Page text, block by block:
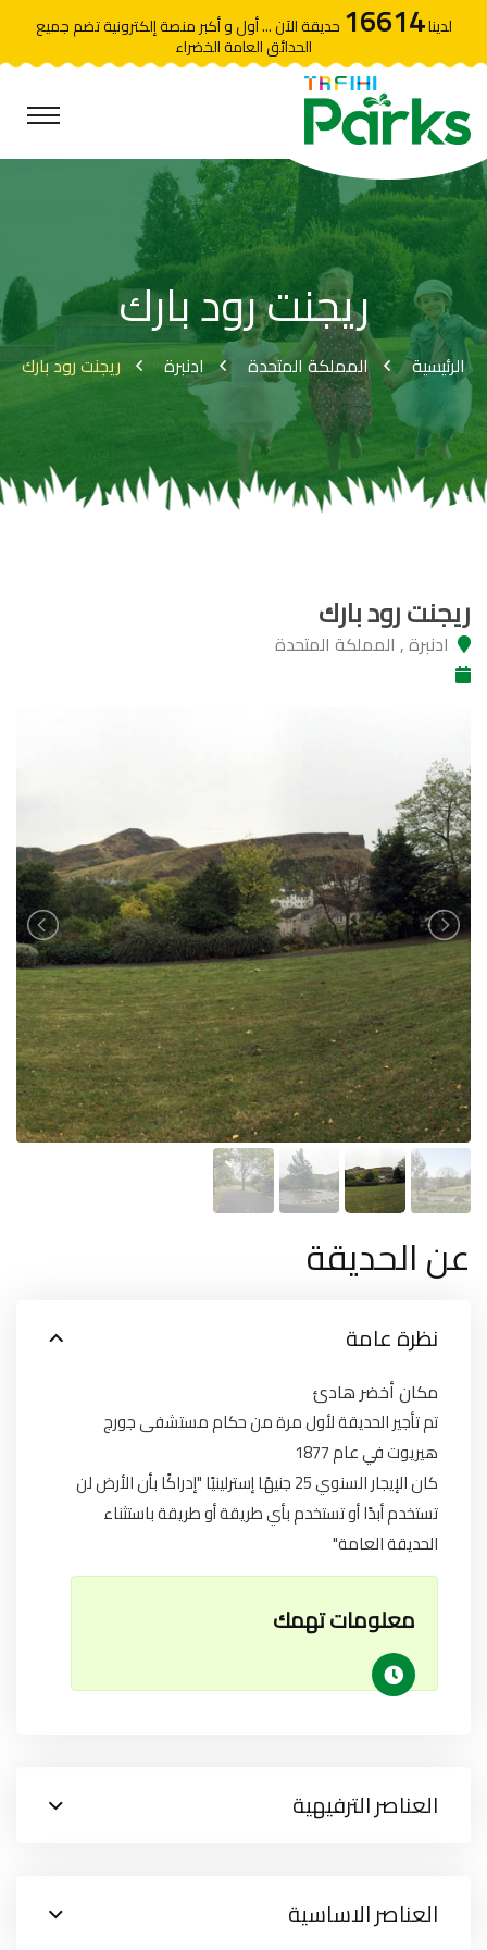
لدينا16614 حديقة الآن ... أول و أكبر منصة إلكترونية تضم جميع
الحدائق العامة الخضراء
ريجنت رود بارك
الرئيسية المملكة المتحدة ادنبرة ريجنت رود بارك
ريجنت رود بارك
ادنبرة , المملكة المتحدة
عن الحديقة
نظرة عامة
مكان أخضر هادئ
تم تأجير الحديقة لأول مرة من حكام مستشفى جورج
هيريوت في عام 1877
كان الإيجار السنوي 25 جنيهًا إسترلينيًا "إدراكًا بأن الأرض لن
تستخدم أبدًا أو تستخدم بأي طريقة أو طريقة باستثناء
الحديقة العامة"
معلومات تهمك
العناصر الترفيهية
العناصر الاساسية